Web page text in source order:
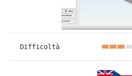
Difficoltà